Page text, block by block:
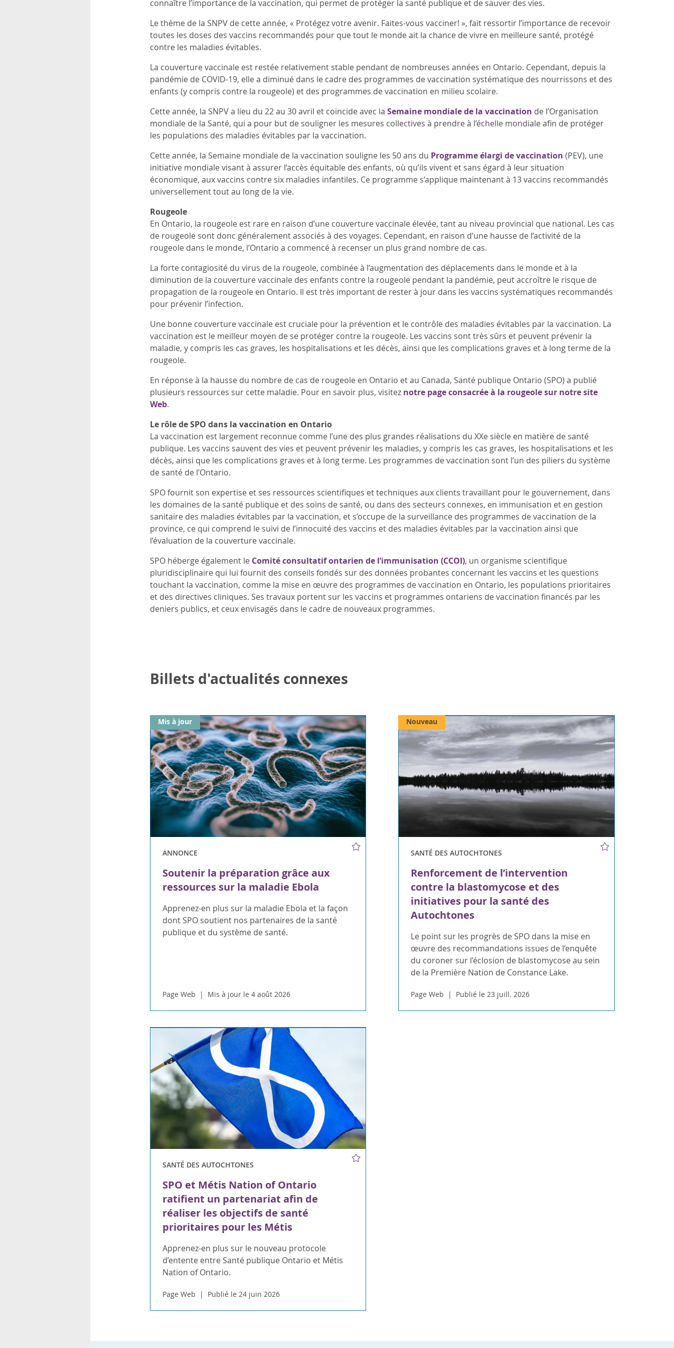
connaître l’importance de la vaccination, qui permet de protéger la santé publique et de sauver des vies.
Le thème de la SNPV de cette année, « Protégez votre avenir. Faites-vous vacciner! », fait ressortir l’importance de recevoir
toutes les doses des vaccins recommandés pour que tout le monde ait la chance de vivre en meilleure santé, protégé
contre les maladies évitables.
La couverture vaccinale est restée relativement stable pendant de nombreuses années en Ontario. Cependant, depuis la
pandémie de COVID-19, elle a diminué dans le cadre des programmes de vaccination systématique des nourrissons et des
enfants (y compris contre la rougeole) et des programmes de vaccination en milieu scolaire.
Cette année, la SNPV a lieu du 22 au 30 avril et coïncide avec la Semaine mondiale de la vaccination de l’Organisation
mondiale de la Santé, qui a pour but de souligner les mesures collectives à prendre à l’échelle mondiale afin de protéger
les populations des maladies évitables par la vaccination.
Cette année, la Semaine mondiale de la vaccination souligne les 50 ans du Programme élargi de vaccination (PEV), une
initiative mondiale visant à assurer l’accès équitable des enfants, où qu’ils vivent et sans égard à leur situation
économique, aux vaccins contre six maladies infantiles. Ce programme s’applique maintenant à 13 vaccins recommandés
universellement tout au long de la vie.
Rougeole
En Ontario, la rougeole est rare en raison d’une couverture vaccinale élevée, tant au niveau provincial que national. Les cas
de rougeole sont donc généralement associés à des voyages. Cependant, en raison d’une hausse de l’activité de la
rougeole dans le monde, l’Ontario a commencé à recenser un plus grand nombre de cas.
La forte contagiosité du virus de la rougeole, combinée à l’augmentation des déplacements dans le monde et à la
diminution de la couverture vaccinale des enfants contre la rougeole pendant la pandémie, peut accroître le risque de
propagation de la rougeole en Ontario. Il est très important de rester à jour dans les vaccins systématiques recommandés
pour prévenir l’infection.
Une bonne couverture vaccinale est cruciale pour la prévention et le contrôle des maladies évitables par la vaccination. La
vaccination est le meilleur moyen de se protéger contre la rougeole. Les vaccins sont très sûrs et peuvent prévenir la
maladie, y compris les cas graves, les hospitalisations et les décès, ainsi que les complications graves et à long terme de la
rougeole.
En réponse à la hausse du nombre de cas de rougeole en Ontario et au Canada, Santé publique Ontario (SPO) a publié
plusieurs ressources sur cette maladie. Pour en savoir plus, visitez notre page consacrée à la rougeole sur notre site
Web.
Le rôle de SPO dans la vaccination en Ontario
La vaccination est largement reconnue comme l’une des plus grandes réalisations du XXe siècle en matière de santé
publique. Les vaccins sauvent des vies et peuvent prévenir les maladies, y compris les cas graves, les hospitalisations et les
décès, ainsi que les complications graves et à long terme. Les programmes de vaccination sont l’un des piliers du système
de santé de l’Ontario.
SPO fournit son expertise et ses ressources scientifiques et techniques aux clients travaillant pour le gouvernement, dans
les domaines de la santé publique et des soins de santé, ou dans des secteurs connexes, en immunisation et en gestion
sanitaire des maladies évitables par la vaccination, et s’occupe de la surveillance des programmes de vaccination de la
province, ce qui comprend le suivi de l’innocuité des vaccins et des maladies évitables par la vaccination ainsi que
l’évaluation de la couverture vaccinale.
SPO héberge également le Comité consultatif ontarien de l’immunisation (CCOI), un organisme scientifique
pluridisciplinaire qui lui fournit des conseils fondés sur des données probantes concernant les vaccins et les questions
touchant la vaccination, comme la mise en œuvre des programmes de vaccination en Ontario, les populations prioritaires
et des directives cliniques. Ses travaux portent sur les vaccins et programmes ontariens de vaccination financés par les
deniers publics, et ceux envisagés dans le cadre de nouveaux programmes.
Billets d'actualités connexes
ANNONCE
Soutenir la préparation grâce aux
ressources sur la maladie Ebola
Apprenez-en plus sur la maladie Ebola et la façon
dont SPO soutient nos partenaires de la santé
publique et du système de santé.
Page Web Mis à jour le 4 août 2026
Mis à jour
SANTÉ DES AUTOCHTONES
Renforcement de l’intervention
contre la blastomycose et des
initiatives pour la santé des
Autochtones
Le point sur les progrès de SPO dans la mise en
œuvre des recommandations issues de l’enquête
du coroner sur l’éclosion de blastomycose au sein
de la Première Nation de Constance Lake.
Page Web Publié le 23 juill. 2026
Nouveau
SANTÉ DES AUTOCHTONES
SPO et Métis Nation of Ontario
ratifient un partenariat afin de
réaliser les objectifs de santé
prioritaires pour les Métis
Apprenez-en plus sur le nouveau protocole
d’entente entre Santé publique Ontario et Métis
Nation of Ontario.
Page Web Publié le 24 juin 2026